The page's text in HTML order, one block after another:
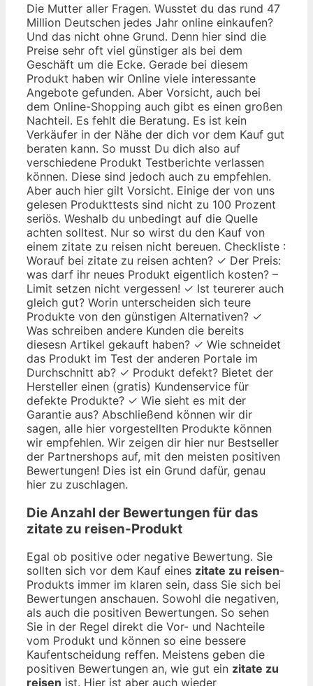
Die Mutter aller Fragen. Wusstet du das rund 47
Million Deutschen jedes Jahr online einkaufen?
Und das nicht ohne Grund. Denn hier sind die
Preise sehr oft viel günstiger als bei dem
Geschäft um die Ecke. Gerade bei diesem
Produkt haben wir Online viele interessante
Angebote gefunden. Aber Vorsicht, auch bei
dem Online-Shopping auch gibt es einen großen
Nachteil. Es fehlt die Beratung. Es ist kein
Verkäufer in der Nähe der dich vor dem Kauf gut
beraten kann. So musst Du dich also auf
verschiedene Produkt Testberichte verlassen
können. Diese sind jedoch auch zu empfehlen.
Aber auch hier gilt Vorsicht. Einige der von uns
gelesen Produkttests sind nicht zu 100 Prozent
seriös. Weshalb du unbedingt auf die Quelle
achten solltest. Nur so wirst du den Kauf von
einem zitate zu reisen nicht bereuen. Checkliste :
Worauf bei zitate zu reisen achten? ✓ Der Preis:
was darf ihr neues Produkt eigentlich kosten? –
Limit setzen nicht vergessen! ✓ Ist teurerer auch
gleich gut? Worin unterscheiden sich teure
Produkte von den günstigen Alternativen? ✓
Was schreiben andere Kunden die bereits
diesesn Artikel gekauft haben? ✓ Wie schneidet
das Produkt im Test der anderen Portale im
Durchschnitt ab? ✓ Produkt defekt? Bietet der
Hersteller einen (gratis) Kundenservice für
defekte Produkte? ✓ Wie sieht es mit der
Garantie aus? Abschließend können wir dir
sagen, alle hier vorgestellten Produkte können
wir empfehlen. Wir zeigen dir hier nur Bestseller
der Partnershops auf, mit den meisten positiven
Bewertungen! Dies ist ein Grund dafür, genau
hier zu zuschlagen.
Die Anzahl der Bewertungen für das
zitate zu reisen-Produkt
Egal ob positive oder negative Bewertung. Sie
sollten sich vor dem Kauf eines zitate zu reisen-
Produkts immer im klaren sein, dass Sie sich bei
Bewertungen anschauen. Sowohl die negativen,
als auch die positiven Bewertungen. So sehen
Sie in der Regel direkt die Vor- und Nachteile
vom Produkt und können so eine bessere
Kaufentscheidung reffen. Meistens geben die
positiven Bewertungen an, wie gut ein zitate zu
reisen ist. Hier ist aber auch wieder